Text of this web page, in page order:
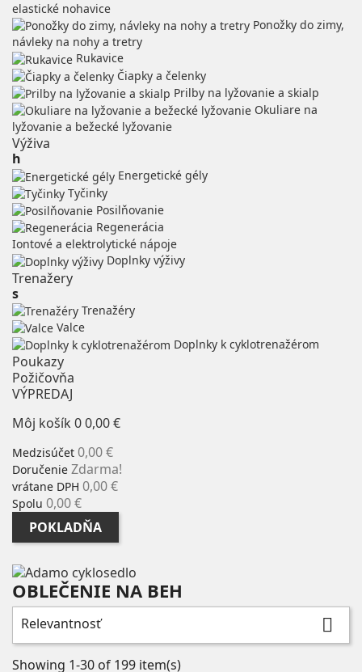
elastické nohavice
Ponožky do zimy,
návleky na nohy a tretry
Rukavice
Čiapky a čelenky
Prilby na lyžovanie a skialp
Okuliare na
lyžovanie a bežecké lyžovanie
Výživa
h
Energetické gély
Tyčinky
Posilňovanie
Regenerácia
Iontové a elektrolytické nápoje
Doplnky výživy
Trenažery
s
Trenažéry
Valce
Doplnky k cyklotrenažérom
Poukazy
Požičovňa
VÝPREDAJ
Môj košík 00,00 €
Medzisúčet 0,00 €
Doručenie Zdarma!
vrátane DPH 0,00 €
Spolu 0,00 €
POKLADŇA
Zmazať
Kategórie
Funkčné vesty
OBLEČENIE NA BEH
Relevantnosť 
Showing 1-30 of 199 item(s)